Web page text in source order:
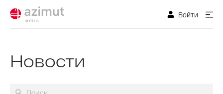
Войти
Новости